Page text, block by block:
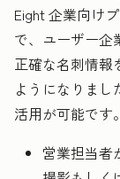
Eight 企業向け
で、ユーザー企
正確な名刺情報
ようになりま
活用が可能です。
営業担当者